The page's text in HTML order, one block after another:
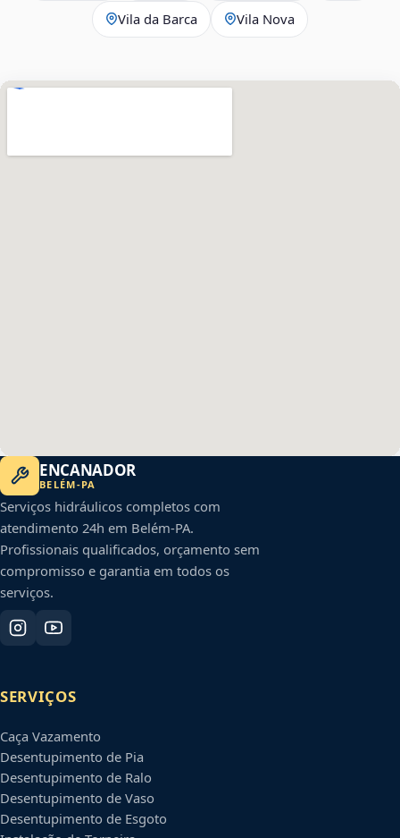
Vila da Barca Vila Nova
ENCANADOR
BELÉM-PA
Serviços hidráulicos completos com
atendimento 24h em Belém-PA.
Profissionais qualificados, orçamento sem
compromisso e garantia em todos os
serviços.
SERVIÇOS
Caça Vazamento
Desentupimento de Pia
Desentupimento de Ralo
Desentupimento de Vaso
Desentupimento de Esgoto